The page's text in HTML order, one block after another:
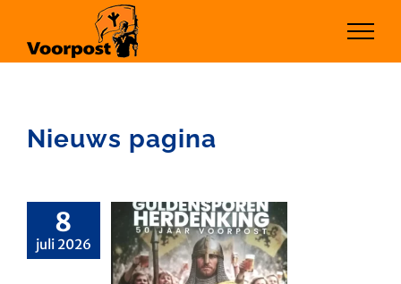
inhoud
Nieuws pagina
8
juli 2026
voor